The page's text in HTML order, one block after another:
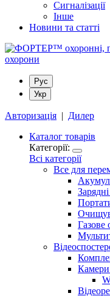
Сигналізації
Інше
Новини та статті
Рус
Укр
Авторизація | Дилер
Каталог товарів
Категорії:
Всі категорії
Все для
Зарядні
Газове
Камери